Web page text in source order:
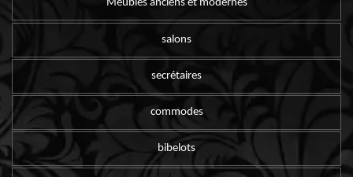
Meubles anciens et modernes
salons
secrétaires
commodes
bibelots